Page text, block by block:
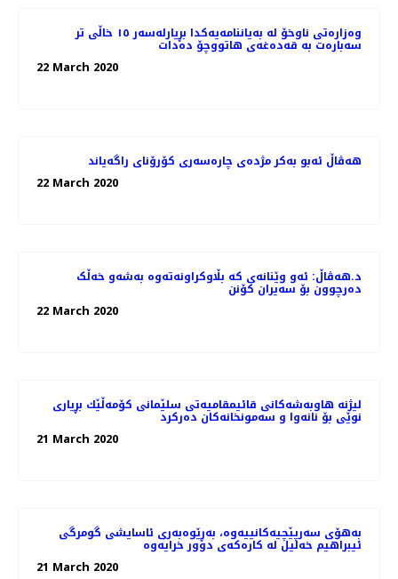
وەزارەتی ناوخۆ لە بەیاننامەیەکدا بڕیارلەسەر ١٥ خاڵی تر
سەبارەت بە قەدەغەی هاتووچۆ دەدات
22 March 2020
هه‌ڤاڵ ئه‌بو به‌كر مژده‌ی چاره‌سه‌ری کۆرۆنای راگه‌یاند
22 March 2020
د.هەڤاڵ: ئەو وێنانەی کە بڵاوکراونەتەوە بەشەو خەڵک
دەرچوون بۆ سەیران کۆنن
22 March 2020
لیژنه‌ هاوبه‌شه‌كانی قائیمقامیه‌تی سلێمانی كۆمه‌ڵێك بڕیاری
نوێی بۆ نانه‌وا و سه‌مونخانه‌كان ده‌ركرد
21 March 2020
بەهۆی سەرپێچیەکانییەوە، بەڕێوەبەری ئاسایشی گومرگی
ئیبراهیم خەلیل لە کارەکەی دوور خرایەوە
21 March 2020